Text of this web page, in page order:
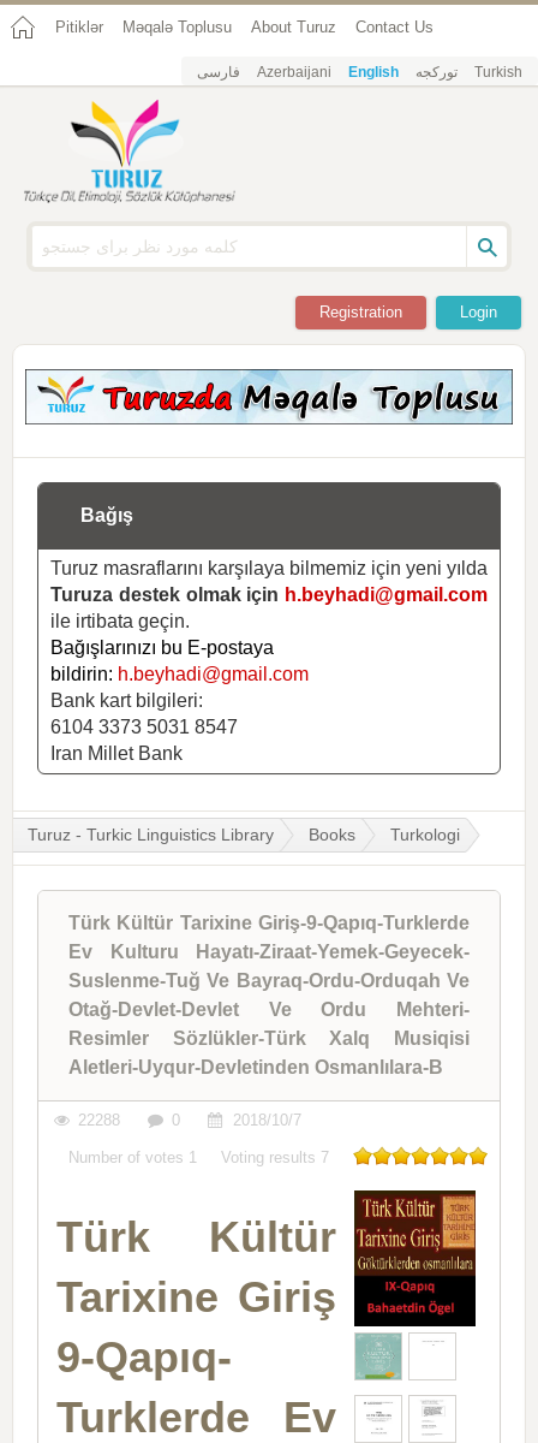
Pitiklər Məqalə Toplusu About Turuz Contact Us
فارسی Azerbaijani English تورکجه Turkish
Login
Registration
Bağış
Turuz masraflarını karşılaya bilmemiz için yeni yılda
Turuza destek olmak için h.beyhadi@gmail.com
ile irtibata geçin.
Bağışlarınızı bu E-postaya
bildirin: h.beyhadi@gmail.com
Bank kart bilgileri:
6104 3373 5031 8547
Iran Millet Bank
Turuz - Turkic Linguistics Library Books Turkologi
Türk Kültür Tarixine Giriş-9-Qapıq-Turklerde
Ev Kulturu Hayatı-Ziraat-Yemek-Geyecek-
Suslenme-Tuğ Ve Bayraq-Ordu-Orduqah Ve
Otağ-Devlet-Devlet Ve Ordu Mehteri-
Resimler Sözlükler-Türk Xalq Musiqisi
Aletleri-Uyqur-Devletinden Osmanlılara-B
22288 0 2018/10/7
Number of votes 1 Voting results 7
Türk Kültür
Tarixine Giriş
9-Qapıq-
Turklerde Ev